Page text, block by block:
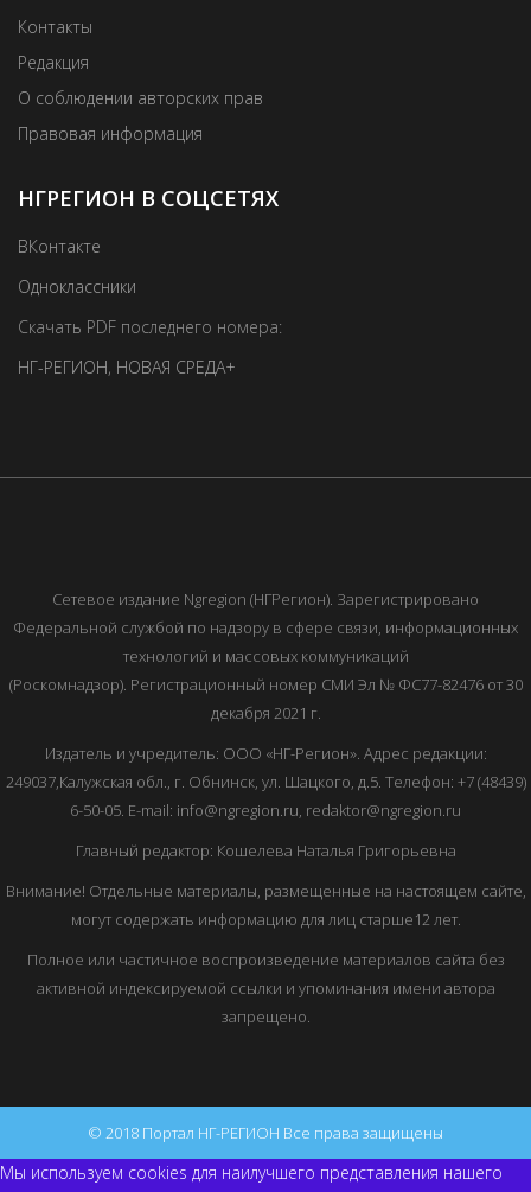
Контакты
Редакция
О соблюдении авторских прав
Правовая информация
НГРЕГИОН В СОЦСЕТЯХ
ВКонтакте
Одноклассники
Скачать PDF последнего номера:
НГ-РЕГИОН, НОВАЯ СРЕДА+
Сетевое издание Ngregion (НГРегион). Зарегистрировано
Федеральной службой по надзору в сфере связи, информационных
технологий и массовых коммуникаций
(Роскомнадзор). Регистрационный номер СМИ Эл № ФС77-82476 от 30
декабря 2021 г.
Издатель и учредитель: ООО «НГ-Регион». Адрес редакции:
249037,Калужская обл., г. Обнинск, ул. Шацкого, д.5. Телефон: +7 (48439)
6-50-05. E-mail: info@ngregion.ru, redaktor@ngregion.ru
Главный редактор: Кошелева Наталья Григорьевна
Внимание! Отдельные материалы, размещенные на настоящем сайте,
могут содержать информацию для лиц старше12 лет.
Полное или частичное воспроизведение материалов сайта без
активной индексируемой ссылки и упоминания имени автора
запрещено.
© 2018 Портал НГ-РЕГИОН Все права защищены
Мы используем cookies для наилучшего представления нашего